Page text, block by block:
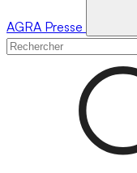
AGRA Presse